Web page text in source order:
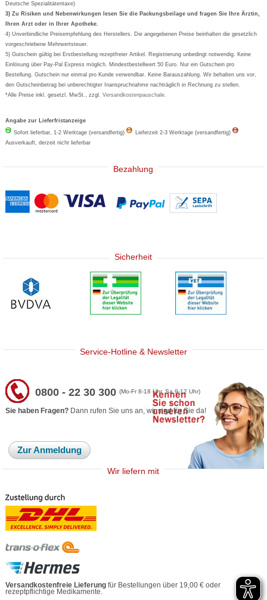
Formoline
Wick
Eucerin
Basica
Deutsche Spezialitätentaxe)
3) Zu Risiken und Nebenwirkungen lesen Sie die Packungsbeilage und fragen Sie Ihre Ärztin,
Ihren Arzt oder in Ihrer Apotheke.
4) Unverbindliche Preisempfehlung des Herstellers. Die angegebenen Preise beinhalten die gesetzlich
vorgeschriebene Mehrwertsteuer.
5) Gutschein gültig bei Erstbestellung rezeptfreier Artikel. Registrierung unbedingt notwendig. Keine
Einlösung über Pay-Pal Express möglich. Mindestbestellwert 50 Euro. Nur ein Gutschein pro
Bestellung. Gutschein nur einmal pro Kunde verwendbar. Keine Barauszahlung. Wir behalten uns vor,
den Gutscheinbetrag bei unberechtigter Inanspruchnahme nachträglich in Rechnung zu stellen.
*Alle Preise inkl. gesetzl. MwSt., zzgl.Versandkostenpauschale.
Angabe zur Lieferfristanzeige
Sofort lieferbar, 1-2 Werktage (versandfertig)
Lieferzeit 2-3 Werktage (versandfertig)
Ausverkauft, derzeit nicht lieferbar
Bezahlung
Sicherheit
Service-Hotline & Newsletter
0800 - 22 30 300(Mo-Fr 8-18 Uhr, Sa 9-12 Uhr)
Sie haben Fragen? Dann rufen Sie uns an, wir sind für Sie da!
Zur Anmeldung
Wir liefern mit
Versandkostenfreie Lieferung für Bestellungen über 19,00 € oder
rezeptpflichtige Medikamente.